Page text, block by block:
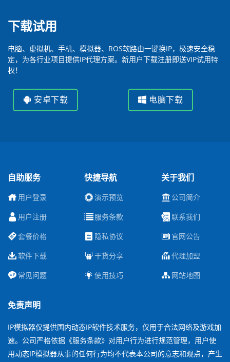
下载试用
电脑、虚拟机、手机、模拟器、ROS软路由一键换IP，极速安全稳
定，为各行业项目提供IP代理方案。新用户下载注册即送VIP试用特
权！
安卓下载 电脑下载
自助服务
用户登录
用户注册
套餐价格
软件下载
常见问题
快捷导航
演示预览
服务条款
隐私协议
干货分享
使用技巧
关于我们
公司简介
联系我们
官网公告
代理加盟
网站地图
免责声明
IP模拟器仅提供国内动态IP软件技术服务，仅用于合法网络及游戏加
速。公司严格依据《服务条款》对用户行为进行规范管理，用户使
用动态IP模拟器从事的任何行为均不代表本公司的意志和观点，产生